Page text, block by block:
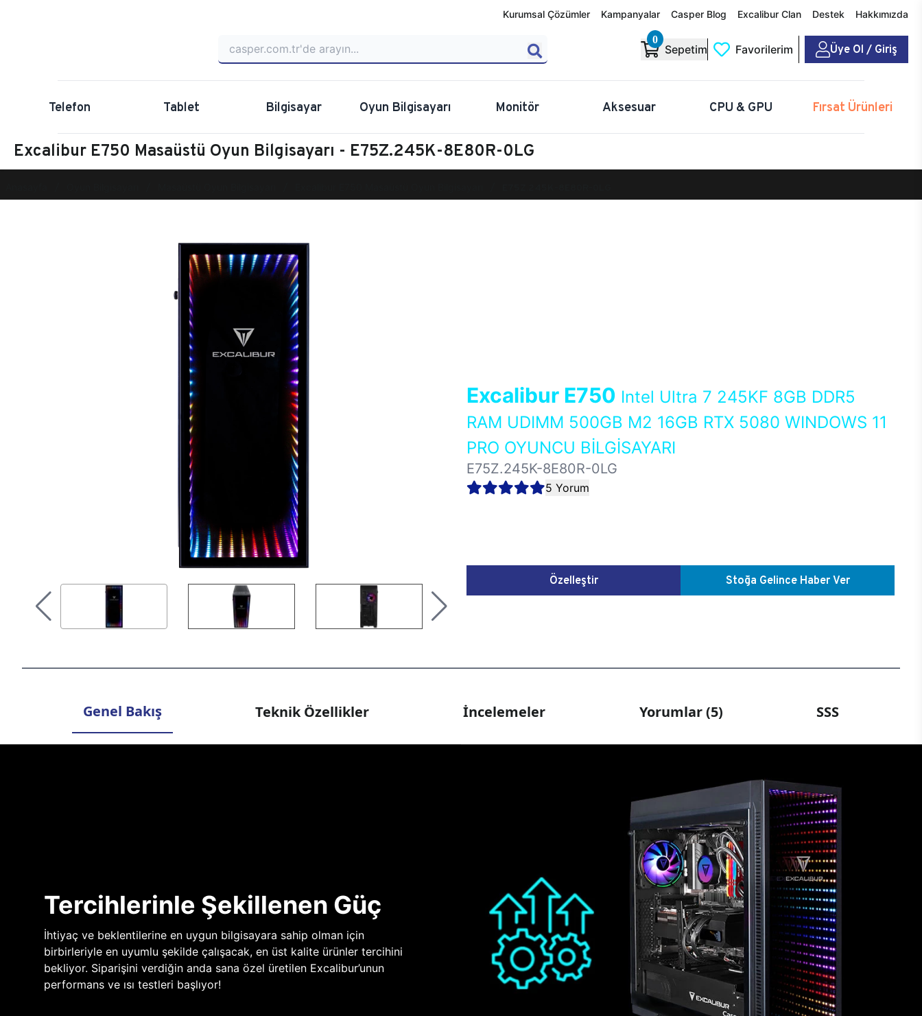
Kurumsal Çözümler Kampanyalar Casper Blog Excalibur Clan Destek Hakkımızda
0
Sepetim Favorilerim Üye Ol / Giriş
Telefon Tablet Bilgisayar Oyun Bilgisayarı Monitör Aksesuar CPU & GPU Fırsat Ürünleri
Excalibur E750 Masaüstü Oyun Bilgisayarı - E75Z.245K-8E80R-0LG
Excalibur E750 Intel Ultra 7 245KF 8GB DDR5
RAM UDIMM 500GB M2 16GB RTX 5080 WINDOWS 11
PRO OYUNCU BİLGİSAYARI
E75Z.245K-8E80R-0LG
5 Yorum
Özelleştir Stoğa Gelince Haber Ver
Genel Bakış Teknik Özellikler İncelemeler Yorumlar (5) SSS
Tercihlerinle Şekillenen Güç
İhtiyaç ve beklentilerine en uygun bilgisayara sahip olman için
birbirleriyle en uyumlu şekilde çalışacak, en üst kalite ürünler tercihini
bekliyor. Siparişini verdiğin anda sana özel üretilen Excalibur’unun
performans ve ısı testleri başlıyor!